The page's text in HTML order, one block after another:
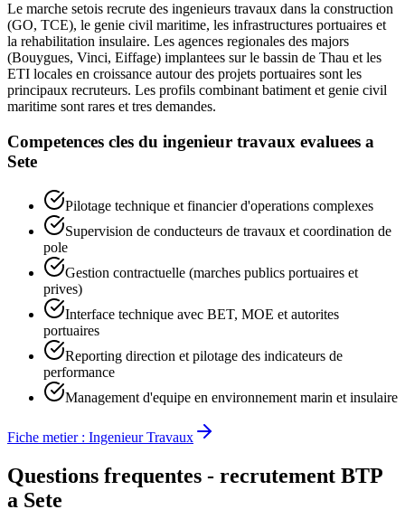
Le marche setois recrute des ingenieurs travaux dans la construction
(GO, TCE), le genie civil maritime, les infrastructures portuaires et
la rehabilitation insulaire. Les agences regionales des majors
(Bouygues, Vinci, Eiffage) implantees sur le bassin de Thau et les
ETI locales en croissance autour des projets portuaires sont les
principaux recruteurs. Les profils combinant batiment et genie civil
maritime sont rares et tres demandes.
Competences cles du ingenieur travaux evaluees a
Sete
Pilotage technique et financier d'operations complexes
Supervision de conducteurs de travaux et coordination de
pole
Gestion contractuelle (marches publics portuaires et
prives)
Interface technique avec BET, MOE et autorites
portuaires
Reporting direction et pilotage des indicateurs de
performance
Management d'equipe en environnement marin et insulaire
Fiche metier : Ingenieur Travaux
Questions frequentes - recrutement BTP
a Sete